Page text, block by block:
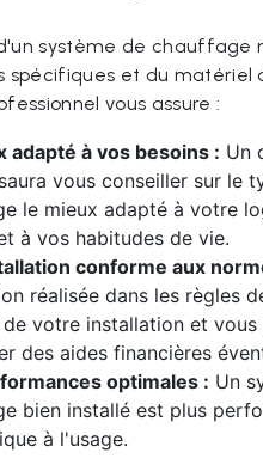
système de chauffage
spécifiques et du matériel
vous assure :
adapté à vos besoins : Un
vous conseiller sur le
le mieux adapté à votre
à vos habitudes de vie.
conforme aux
réalisée dans les règles
votre installation et
des aides financières
optimales : Un
bien installé est plus
à l'usage.